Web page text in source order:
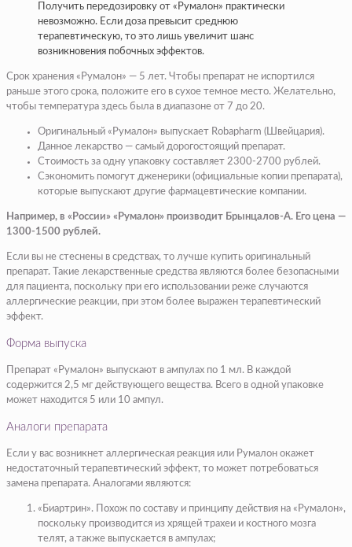
Получить передозировку от «Румалон» практически
невозможно. Если доза превысит среднюю
терапевтическую, то это лишь увеличит шанс
возникновения побочных эффектов.
Срок хранения «Румалон» — 5 лет. Чтобы препарат не испортился
раньше этого срока, положите его в сухое темное место. Желательно,
чтобы температура здесь была в диапазоне от 7 до 20.
Оригинальный «Румалон» выпускает Robapharm (Швейцария).
Данное лекарство — самый дорогостоящий препарат.
Стоимость за одну упаковку составляет 2300-2700 рублей.
Сэкономить помогут дженерики (официальные копии препарата),
которые выпускают другие фармацевтические компании.
Например, в «России» «Румалон» производит Брынцалов-А. Его цена —
1300-1500 рублей.
Если вы не стеснены в средствах, то лучше купить оригинальный
препарат. Такие лекарственные средства являются более безопасными
для пациента, поскольку при его использовании реже случаются
аллергические реакции, при этом более выражен терапевтический
эффект.
Форма выпуска
Препарат «Румалон» выпускают в ампулах по 1 мл. В каждой
содержится 2,5 мг действующего вещества. Всего в одной упаковке
может находится 5 или 10 ампул.
Аналоги препарата
Если у вас возникнет аллергическая реакция или Румалон окажет
недостаточный терапевтический эффект, то может потребоваться
замена препарата. Аналогами являются:
«Биартрин». Похож по составу и принципу действия на «Румалон»,
поскольку производится из хрящей трахеи и костного мозга
телят, а также выпускается в ампулах;